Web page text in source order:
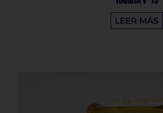
LEER MÁS